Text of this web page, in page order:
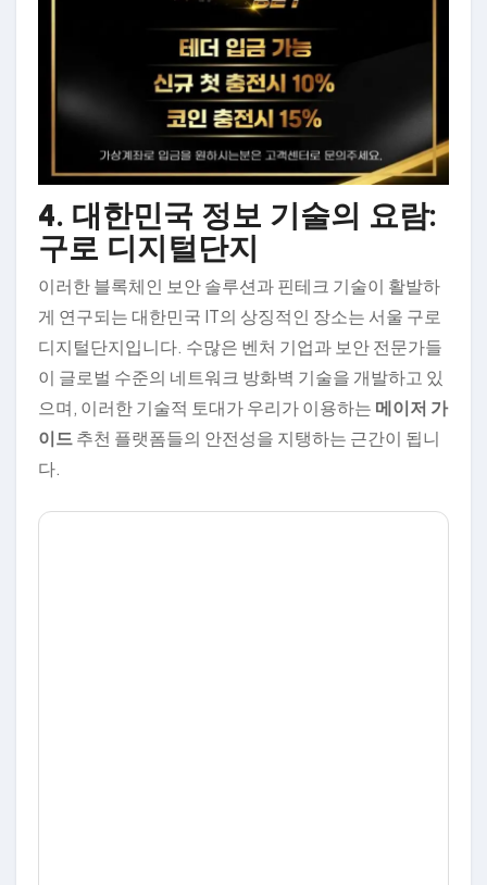
4. 대한민국 정보 기술의 요람:
구로 디지털단지
이러한 블록체인 보안 솔루션과 핀테크 기술이 활발하
게 연구되는 대한민국 IT의 상징적인 장소는 서울 구로
디지털단지입니다. 수많은 벤처 기업과 보안 전문가들
이 글로벌 수준의 네트워크 방화벽 기술을 개발하고 있
으며, 이러한 기술적 토대가 우리가 이용하는 메이저 가
이드추천 플랫폼들의 안전성을 지탱하는 근간이 됩니
다.